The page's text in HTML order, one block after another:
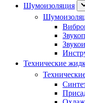
Шумоизоляция
Технические